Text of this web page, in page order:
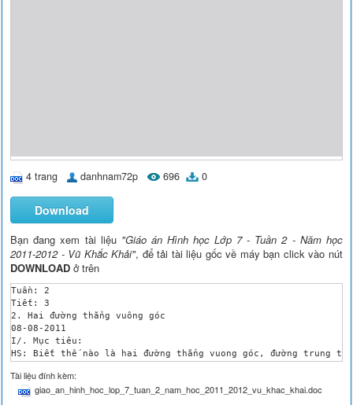
4 trang danhnam72p 696 0
Download
Bạn đang xem tài liệu "Giáo án Hình học Lớp 7 - Tuần 2 - Năm học
2011-2012 - Vũ Khắc Khải", để tải tài liệu gốc về máy bạn click vào nút
DOWNLOAD ở trên
Tuần: 2
Tiết: 3
2. Hai đường thẳng vuông góc
08-08-2011
I/. Mục tiêu:
HS: Biết thế nào là hai đường thẳng vuong góc, đường trung
Biết vẽ hai đường thẳng vuông góc, đường trung trực của một
Tập suy luận hình học
II/ Chuẩn bị:
Tài liệu đính kèm:
giao_an_hinh_hoc_lop_7_tuan_2_nam_hoc_2011_2012_vu_khac_khai.doc